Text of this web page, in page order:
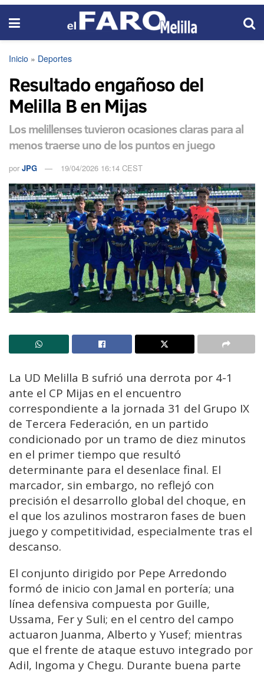
Inicio » Deportes
Resultado engañoso del
Melilla B en Mijas
Los melillenses tuvieron ocasiones claras para al
menos traerse uno de los puntos en juego
por JPG 19/04/2026 16:14 CEST
La UD Melilla B sufrió una derrota por 4-1
ante el CP Mijas en el encuentro
correspondiente a la jornada 31 del Grupo IX
de Tercera Federación, en un partido
condicionado por un tramo de diez minutos
en el primer tiempo que resultó
determinante para el desenlace final. El
marcador, sin embargo, no reflejó con
precisión el desarrollo global del choque, en
el que los azulinos mostraron fases de buen
juego y competitividad, especialmente tras el
descanso.
El conjunto dirigido por Pepe Arredondo
formó de inicio con Jamal en portería; una
línea defensiva compuesta por Guille,
Ussama, Fer y Suli; en el centro del campo
actuaron Juanma, Alberto y Yusef; mientras
que el frente de ataque estuvo integrado por
Adil, Ingoma y Chegu. Durante buena parte